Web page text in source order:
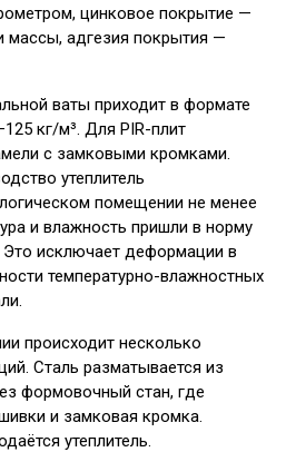
цинковое покрытие —
массы, адгезия покрытия —
ваты приходит в формате
кг/м³. Для PIR-плит
с замковыми кромками.
утеплитель
помещении не менее
и влажность пришли в норму
Это исключает деформации в
температурно-влажностных
происходит несколько
Сталь разматывается из
формовочный стан, где
и замковая кромка.
утеплитель.